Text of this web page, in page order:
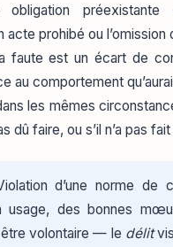
obligation
acte prohibé ou
faute est un écart de
au comportement
les mêmes
dû faire, ou s’il n’a pas
d’une norme de
usage, des bonnes
volontaire — le délit